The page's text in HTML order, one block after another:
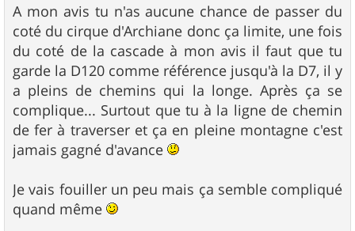
A mon avis tu n'as aucune chance de passer du
coté du cirque d'Archiane donc ça limite, une fois
du coté de la cascade à mon avis il faut que tu
garde la D120 comme référence jusqu'à la D7, il y
a pleins de chemins qui la longe. Après ça se
complique... Surtout que tu à la ligne de chemin
de fer à traverser et ça en pleine montagne c'est
jamais gagné d'avance
Je vais fouiller un peu mais ça semble compliqué
quand même